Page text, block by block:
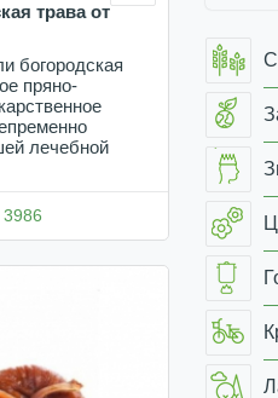
трава от
богородская
пряно-
лечебной
3986